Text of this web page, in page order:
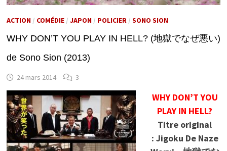
ACTION/ COMÉDIE/ JAPON/ POLICIER/ SONO SION
WHY DON’T YOU PLAY IN HELL? (地獄でなぜ悪い)
de Sono Sion (2013)
24 mars 2014 3
WHY DON’T YOU
PLAY IN HELL?
Titre original
: Jigoku De Naze